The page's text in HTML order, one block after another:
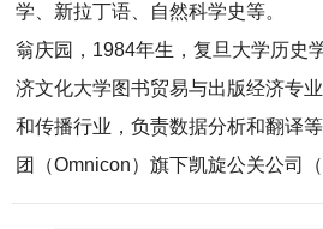
学、新拉丁语、自然科学史等。
翁庆园，1984年生，复旦大学历史
济文化大学图书贸易与出版经济专
和传播行业，负责数据分析和翻译
团（Omnicon）旗下凯旋公关公司（